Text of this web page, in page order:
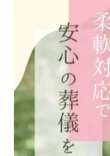
れます。健康と
ない家族葬につ
家族葬がも
家族葬による健